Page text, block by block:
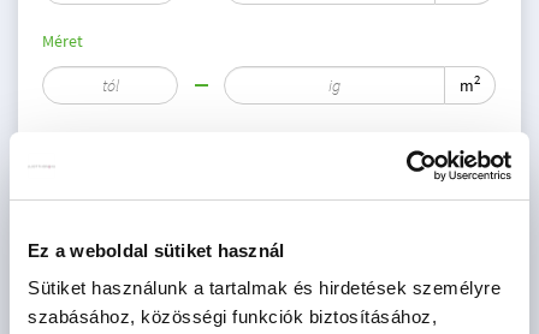
Ez a weboldal sütiket használ
Sütiket használunk a tartalmak és hirdetések személyre
szabásához, közösségi funkciók biztosításához,
Méret
m2
db
Szűrés